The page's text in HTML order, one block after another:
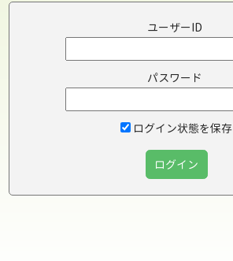
ユーザーID
パスワード
ログイン状態を保存